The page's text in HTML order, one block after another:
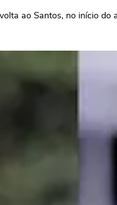
ao Santos, no início